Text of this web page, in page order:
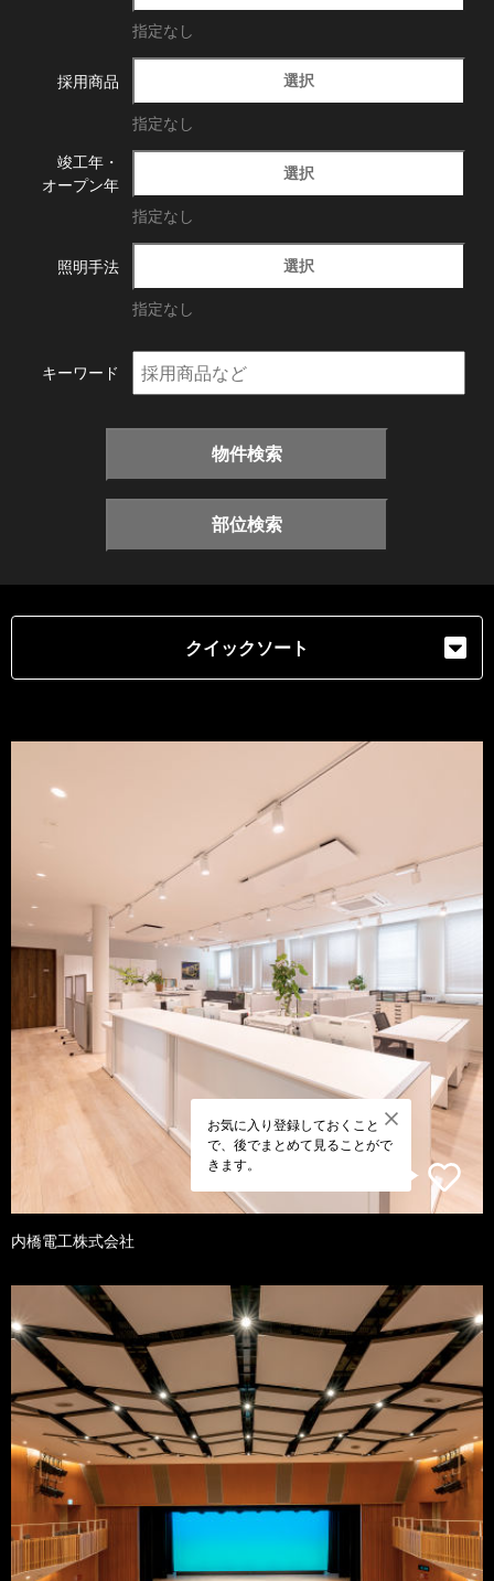
指定なし
採用商品 選択
指定なし
竣工年・
オープン年
選択
指定なし
照明手法 選択
指定なし
キーワード
物件検索
部位検索
クイックソート
お気に入り登録しておくこと
で、後でまとめて見ることがで
きます。
内橋電工株式会社